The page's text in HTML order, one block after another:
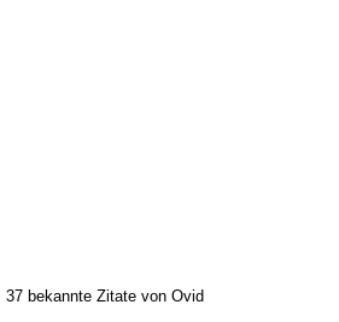
37 bekannte Zitate von Ovid